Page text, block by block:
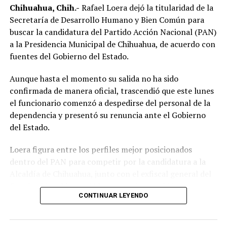
Chihuahua, Chih.- Rafael Loera dejó la titularidad de la
Secretaría de Desarrollo Humano y Bien Común para
buscar la candidatura del Partido Acción Nacional (PAN)
a la Presidencia Municipal de Chihuahua, de acuerdo con
fuentes del Gobierno del Estado.
Aunque hasta el momento su salida no ha sido
confirmada de manera oficial, trascendió que este lunes
el funcionario comenzó a despedirse del personal de la
dependencia y presentó su renuncia ante el Gobierno
del Estado.
Loera figura entre los perfiles mejor posicionados
dentro del PAN para competir por la candidatura a la
Estado, César Jáuregui Moreno, quien también aparece
como uno de los principales aspirantes.
La definición del candidato panista aún no inicia
CONTINUAR LEYENDO